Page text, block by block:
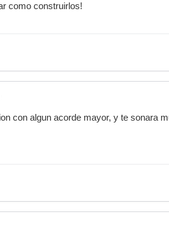
como construirlos!
con algun acorde mayor, y te sonara